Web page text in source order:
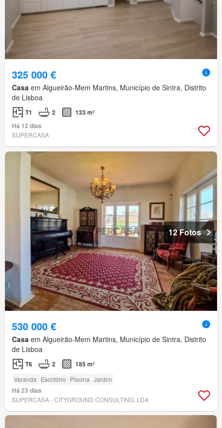
325 000 €
Casa em Algueirão-Mem Martins, Município de Sintra, Distrito
de Lisboa
T1 2
133 m²
Há 12 dias
SUPERCASA
12 Fotos
530 000 €
Casa em Algueirão-Mem Martins, Município de Sintra, Distrito
de Lisboa
T6 2 185 m²
Varanda Escritório Piscina Jardim
Há 23 dias
SUPERCASA - CITYGROUND CONSULTING, LDA